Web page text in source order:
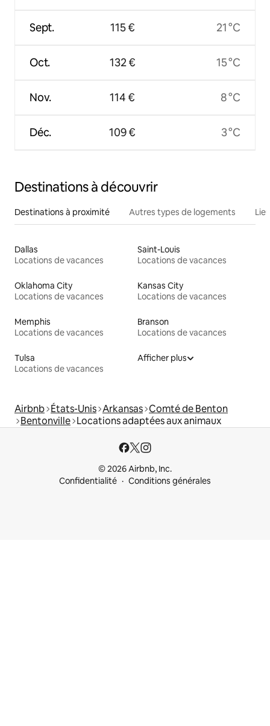
Sept.
Oct.
Nov.
Déc.
115 €
132 €
114 €
109 €
21 °C
15 °C
8 °C
3 °C
Destinations à découvrir
Destinations à proximité Autres types de logements
Dallas
Locations de vacances
Saint-Louis
Locations de vacances
Oklahoma City
Locations de vacances
Kansas City
Locations de vacances
Memphis
Locations de vacances
Branson
Locations de vacances
Tulsa
Locations de vacances
Afficher plus
Airbnb États-Unis Arkansas Comté de Benton
Bentonville Locations adaptées aux animaux
© 2026 Airbnb, Inc.
Confidentialité
Conditions générales